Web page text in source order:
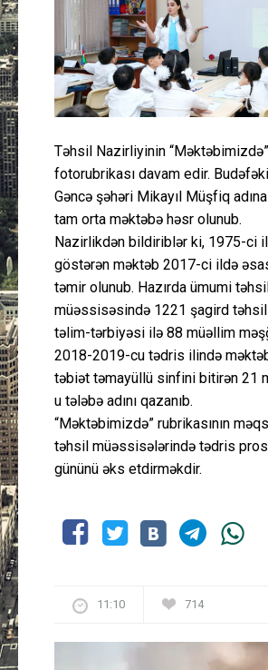
Təhsil Nazirliyinin “Məktəbimizdə”
fotorubrikası davam edir.
Gəncə şəhəri Mikayıl Müşfiq
tam orta məktəbə həsr olunub.
Nazirlikdən bildiriblər ki, 1975-ci
göstərən məktəb 2017-ci ildə
təmir olunub. Hazırda ümumi təhsil
müəssisəsində 1221 şagird təhsil
təlim-tərbiyəsi ilə 88 müəllim
2018-2019-cu tədris ilində
təbiət təmayüllü sinfini bitirən 21
u tələbə adını qazanıb.
“Məktəbimizdə” rubrikasının
təhsil müəssisələrində tədris
gününü əks etdirməkdir.
11:10 714